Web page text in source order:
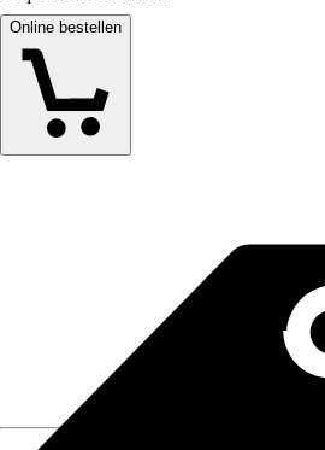
Online bestellen